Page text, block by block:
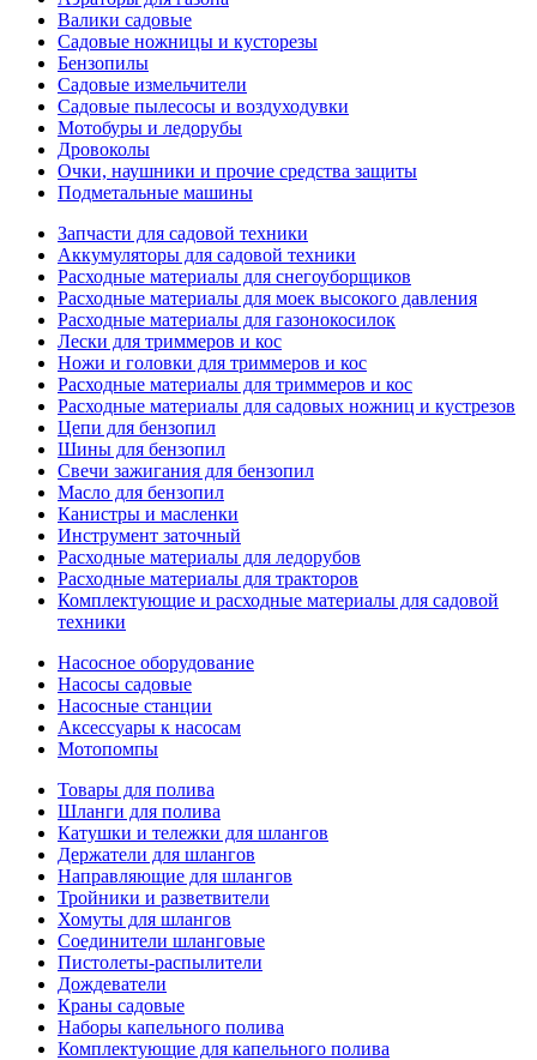
Валики садовые
Садовые ножницы и кусторезы
Бензопилы
Садовые измельчители
Садовые пылесосы и воздуходувки
Мотобуры и ледорубы
Дровоколы
Очки, наушники и прочие средства защиты
Подметальные машины
Запчасти для садовой техники
Аккумуляторы для садовой техники
Расходные материалы для снегоуборщиков
Расходные материалы для моек высокого давления
Расходные материалы для газонокосилок
Лески для триммеров и кос
Ножи и головки для триммеров и кос
Расходные материалы для триммеров и кос
Расходные материалы для садовых ножниц и кустрезов
Цепи для бензопил
Шины для бензопил
Свечи зажигания для бензопил
Масло для бензопил
Канистры и масленки
Инструмент заточный
Расходные материалы для ледорубов
Расходные материалы для тракторов
Комплектующие и расходные материалы для садовой
техники
Насосное оборудование
Насосы садовые
Насосные станции
Аксессуары к насосам
Мотопомпы
Товары для полива
Шланги для полива
Катушки и тележки для шлангов
Держатели для шлангов
Направляющие для шлангов
Тройники и разветвители
Хомуты для шлангов
Соединители шланговые
Пистолеты-распылители
Дождеватели
Краны садовые
Наборы капельного полива
Комплектующие для капельного полива